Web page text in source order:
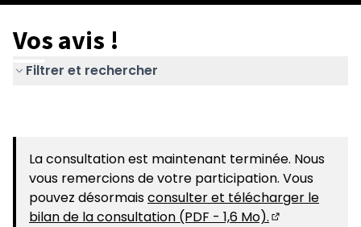
Vos avis !
Filtrer et rechercher
La consultation est maintenant terminée. Nous
vous remercions de votre participation. Vous
pouvez désormaisconsulter et télécharger le
bilan de la consultation (PDF - 1,6 Mo).